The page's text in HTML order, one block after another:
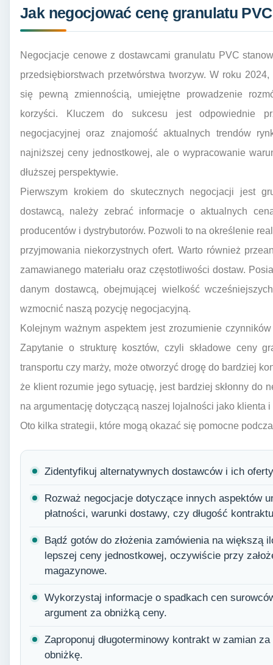
Jak negocjować cenę granulatu
Negocjacje cenowe z dostawcami granulatu PVC
przedsiębiorstwach przetwórstwa tworzyw. W roku
się pewną zmiennością, umiejętne prowadzenie
korzyści. Kluczem do sukcesu jest odpowiednie
negocjacyjnej oraz znajomość aktualnych trendów
najniższej ceny jednostkowej, ale o wypracowanie
dłuższej perspektywie.
Pierwszym krokiem do skutecznych negocjacji jest
dostawcą, należy zebrać informacje o aktualnych
producentów i dystrybutorów. Pozwoli to na określenie
przyjmowania niekorzystnych ofert. Warto również
zamawianego materiału oraz częstotliwości dostaw.
danym dostawcą, obejmującej wielkość
wzmocnić naszą pozycję negocjacyjną.
Kolejnym ważnym aspektem jest zrozumienie
Zapytanie o strukturę kosztów, czyli składowe ceny
transportu czy marży, może otworzyć drogę do bardziej
że klient rozumie jego sytuację, jest bardziej skłonny do
na argumentację dotyczącą naszej lojalności jako klienta i
Oto kilka strategii, które mogą okazać się pomocne
Zidentyfikuj alternatywnych dostawców i ich
Rozważ negocjacje dotyczące innych aspektów
płatności, warunki dostawy, czy długość
Bądź gotów do złożenia zamówienia na większą
lepszej ceny jednostkowej, oczywiście przy
magazynowe.
Wykorzystaj informacje o spadkach cen
argument za obniżką ceny.
Zaproponuj długoterminowy kontrakt w zamian
obniżkę.